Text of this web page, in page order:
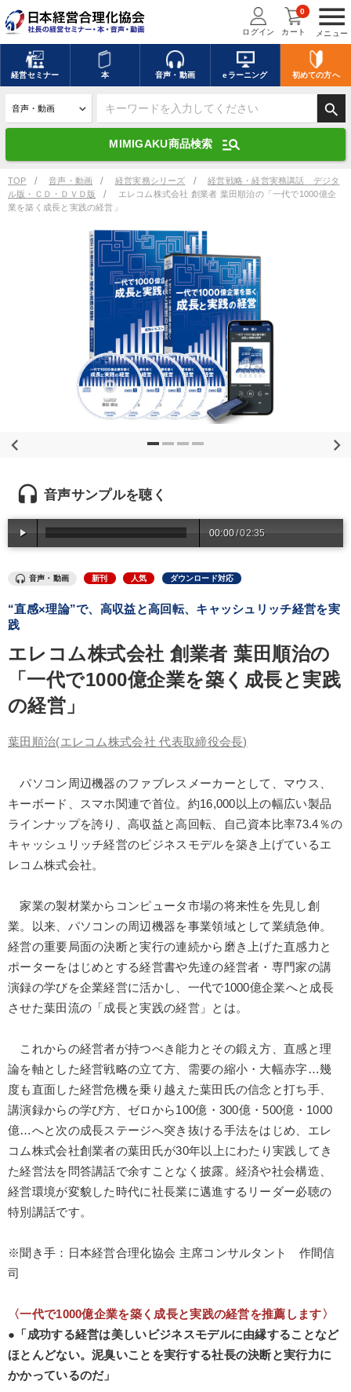
menu
メニュー
ログイン カート
0
経営セミナー 本 音声・動画 eラーニング 初めての方へ
search
MIMIGAKU商品検索 manage_search
キーワードを入力して探す
デジタル版対応のみ検索結果に表示する
search 上記の条件で検索
講演収録物を探す
全国経営者セミナー講演収録物（全1315タイトル）からお探しいただけ
優秀各社の智恵と戦略 事業家のロマンと経営
若手異才経営者の発想 専門家のアドバイス
【4月】音声・映像 マーケティング 資産戦略
【5月】音声・映像 組織・採用・スキル
最新刊・戦略参謀ChatGPT実戦法と中小企業のDXと講話ご案内
業種
製造業 卸売・小売・飲食業 建設・不動産業
IT・サービス・金融業
M&A 金融 不動産投資 通信販売 企業成長
会社数字を学ぶ
ondemand_video 経営音声・動画を探す refresh 更新する
全国経営者セミナー収録物以外の経営教材（全762タイトル）からお探
しいただけます
カテゴリー
社員が自律的に動き出す組織づくり
経営リーダーの考え方と戦略を学ぶ
オーナー社長の「現場力の経営」＋現場の「儲ける力」をさらに
高める教材２選
仕事のスキルと人間力を高める知恵を身につける
井上和弘の財務力UP
会社をつくる厳選講話
会社のパフォーマンスを高める講話
【2026年7月】音声・映像ご案内商品
TOP 音声・動画 経営実務シリーズ
経営戦略・経営実務講話 デジタ
ル版・ＣＤ・ＤＶＤ版
エレコム株式会社 創業者 葉田順治の「一代で1000億企
業を築く成長と実践の経営」
headset 音声サンプルを聴く
00:00/02:35
音声・動画 新刊 人気 ダウンロード対応
“直感×理論”で、高収益と高回転、キャッシュリッチ経営を実
践
エレコム株式会社 創業者 葉田順治の
「一代で1000億企業を築く成長と実践
の経営」
葉田順治(エレコム株式会社 代表取締役会長)
パソコン周辺機器のファブレスメーカーとして、マウス、
キーボード、スマホ関連で首位。約16,000以上の幅広い製品
ラインナップを誇り、高収益と高回転、自己資本比率73.4％の
キャッシュリッチ経営のビジネスモデルを築き上げているエ
レコム株式会社。
家業の製材業からコンピュータ市場の将来性を先見し創
業。以来、パソコンの周辺機器を事業領域として業績急伸。
経営の重要局面の決断と実行の連続から磨き上げた直感力と
ポーターをはじめとする経営書や先達の経営者・専門家の講
演録の学びを企業経営に活かし、一代で1000億企業へと成長
させた葉田流の「成長と実践の経営」とは。
これからの経営者が持つべき能力とその鍛え方、直感と理
論を軸とした経営戦略の立て方、需要の縮小・大幅赤字…幾
度も直面した経営危機を乗り越えた葉田氏の信念と打ち手、
講演録からの学び方、ゼロから100億・300億・500億・1000
億…へと次の成長ステージへ突き抜ける手法をはじめ、エレ
コム株式会社創業者の葉田氏が30年以上にわたり実践してき
た経営法を問答講話で余すことなく披露。経済や社会構造、
経営環境が変貌した時代に社長業に邁進するリーダー必聴の
特別講話です。
※聞き手：日本経営合理化協会 主席コンサルタント 作間信
司
〈一代で1000億企業を築く成長と実践の経営を推薦します〉
●「成功する経営は美しいビジネスモデルに由縁することなど
ほとんどない。泥臭いことを実行する社長の決断と実行力に
かかっているのだ」